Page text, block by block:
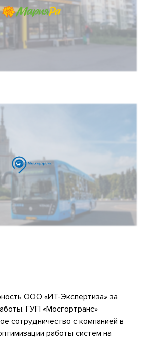
ООО «ИТ-Экспертиза» за
ГУП «Мосгортранс»
сотрудничество с компанией в
работы систем на